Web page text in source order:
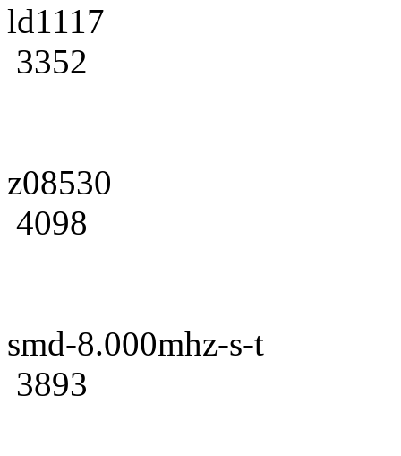
ld1117
3352
z08530
4098
smd-8.000mhz-s-t
3893